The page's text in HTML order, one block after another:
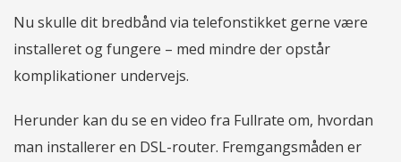
Nu skulle dit bredbånd via telefonstikket gerne være
installeret og fungere – med mindre der opstår
komplikationer undervejs.
Herunder kan du se en video fra Fullrate om, hvordan
man installerer en DSL-router. Fremgangsmåden er